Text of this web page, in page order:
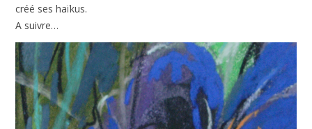
créé ses haïkus.
A suivre…